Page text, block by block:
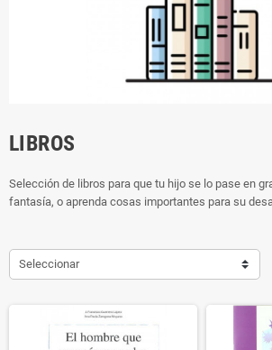
LIBROS
Selección de libros para que tu hijo se lo pase en
fantasía, o aprenda cosas importantes para su
Seleccionar